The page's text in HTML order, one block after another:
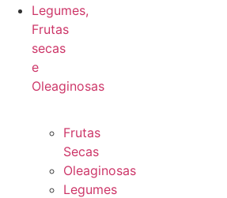
Legumes,
Frutas
secas
e
Oleaginosas
Frutas
Secas
Oleaginosas
Legumes